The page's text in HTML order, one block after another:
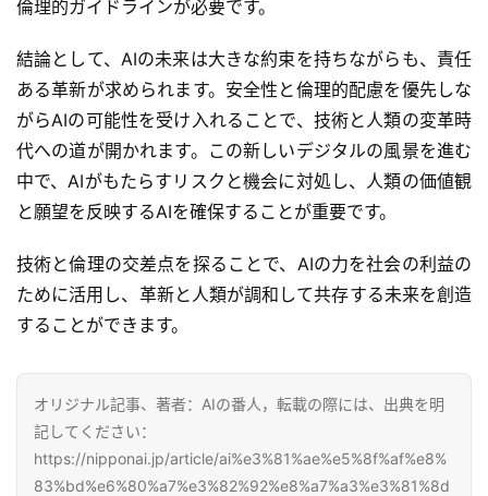
本
地
I
導
入
ク
倫理的ガイドラインが必要です。
結論として、AIの未来は大きな約束を持ちながらも、責任
ある革新が求められます。安全性と倫理的配慮を優先しな
がらAIの可能性を受け入れることで、技術と人類の変革時
代への道が開かれます。この新しいデジタルの風景を進む
中で、AIがもたらすリスクと機会に対処し、人類の価値観
と願望を反映するAIを確保することが重要です。
技術と倫理の交差点を探ることで、AIの力を社会の利益の
ために活用し、革新と人類が調和して共存する未来を創造
することができます。
オリジナル記事、著者：AIの番人，転載の際には、出典を明
記してください：
https://nipponai.jp/article/ai%e3%81%ae%e5%8f%af%e8%
83%bd%e6%80%a7%e3%82%92%e8%a7%a3%e3%81%8d